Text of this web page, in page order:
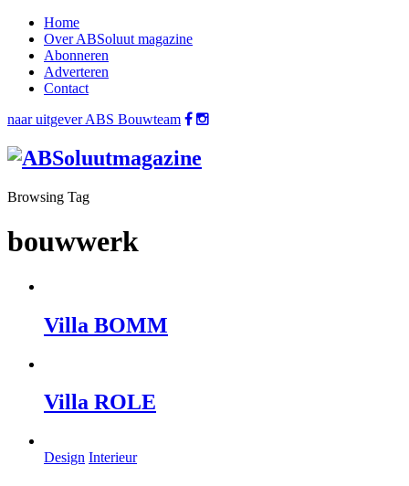
Home
Over ABSoluut magazine
Abonneren
Adverteren
Contact
naar uitgever ABS Bouwteam
Browsing Tag
bouwwerk
Villa BOMM
Villa ROLE
Design Interieur